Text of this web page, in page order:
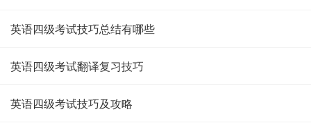
英语四级考试技巧总结有哪些
英语四级考试翻译复习技巧
英语四级考试技巧及攻略